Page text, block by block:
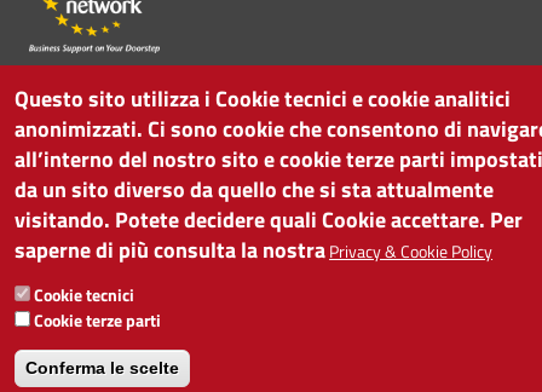
Questo sito utilizza i Cookie tecnici e cookie analitici
anonimizzati. Ci sono cookie che consentono di
all’interno del nostro sito e cookie terze parti
da un sito diverso da quello che si sta attualmente
visitando. Potete decidere quali Cookie accettare. Per
saperne di più consulta la nostraPrivacy & Cookie Policy
Cookie tecnici
Cookie terze parti
Conferma le scelte